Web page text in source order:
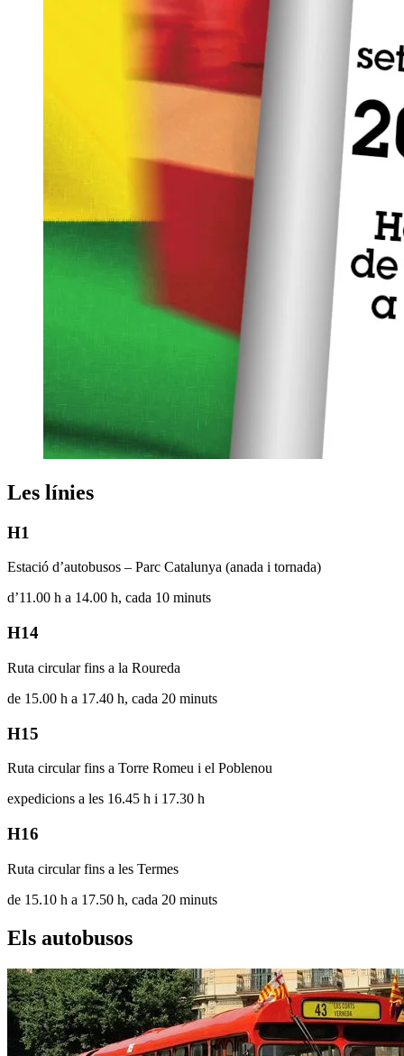
Les línies
H1
Estació d’autobusos – Parc Catalunya (anada i tornada)
d’11.00 h a 14.00 h, cada 10 minuts
H14
Ruta circular fins a la Roureda
de 15.00 h a 17.40 h, cada 20 minuts
H15
Ruta circular fins a Torre Romeu i el Poblenou
expedicions a les 16.45 h i 17.30 h
H16
Ruta circular fins a les Termes
de 15.10 h a 17.50 h, cada 20 minuts
Els autobusos